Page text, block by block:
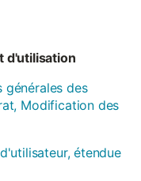
d'utilisation
générales des
Modification des
étendue